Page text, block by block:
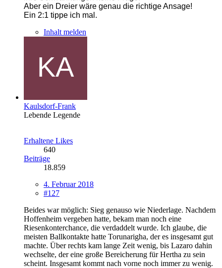
Aber ein Dreier wäre genau die richtige Ansage!
Ein 2:1 tippe ich mal.
Inhalt melden
Kaulsdorf-Frank
Lebende Legende
Erhaltene Likes
640
Beiträge
18.859
4. Februar 2018
#127
Beides war möglich: Sieg genauso wie Niederlage. Nachdem
Hoffenheim vergeben hatte, bekam man noch eine
Riesenkonterchance, die verdaddelt wurde. Ich glaube, die
meisten Ballkontakte hatte Torunarigha, der es insgesamt gut
machte. Über rechts kam lange Zeit wenig, bis Lazaro dahin
wechselte, der eine große Bereicherung für Hertha zu sein
scheint. Insgesamt kommt nach vorne noch immer zu wenig.